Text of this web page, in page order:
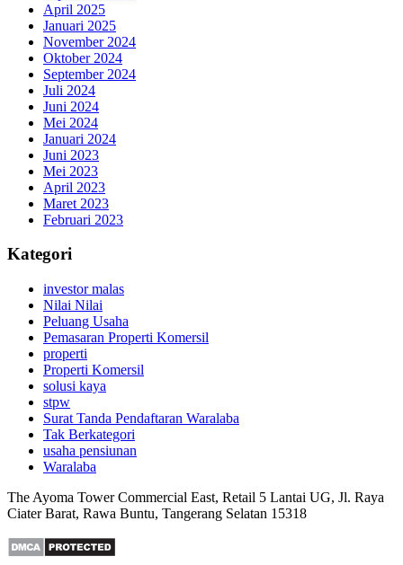
April 2025
Januari 2025
November 2024
Oktober 2024
September 2024
Juli 2024
Juni 2024
Mei 2024
Januari 2024
Juni 2023
Mei 2023
April 2023
Maret 2023
Februari 2023
Kategori
investor malas
Nilai Nilai
Peluang Usaha
Pemasaran Properti Komersil
properti
Properti Komersil
solusi kaya
stpw
Surat Tanda Pendaftaran Waralaba
Tak Berkategori
usaha pensiunan
Waralaba
The Ayoma Tower Commercial East, Retail 5 Lantai UG, Jl. Raya
Ciater Barat, Rawa Buntu, Tangerang Selatan 15318